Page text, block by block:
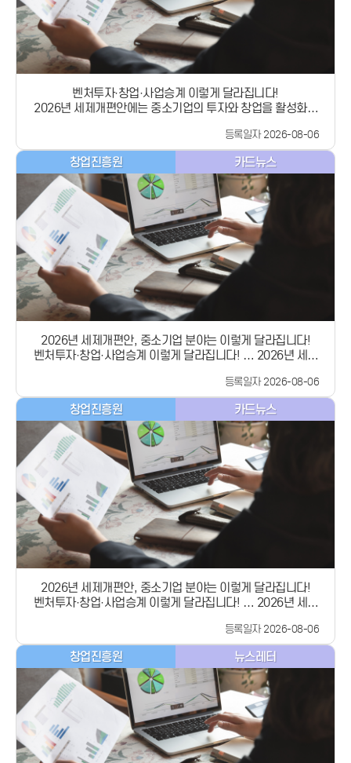
벤처투자·창업·사업승계 이렇게 달라집니다!
2026년 세제개편안에는 중소기업의 투자와 창업을 활성화하
니다.​✅ 벤처투자 세제지원 확대✅ 창업 중소기업 세액감면 및
우대 대상 확대✅ 제3자 사업승계 과세특례 신설​중소기업 분야
의 주요 변화를 핵심 수치와 함께 살펴보겠습니다.1. 벤처투자,
세제지원이 더 커집니다① 벤처투자 세제지원* 적용 시 투자 대
상 벤처기업의 업력 요건 완화​설립 후 7년 이내 → ​10년 이내 확
대​*(내국법인) 벤처회사에 출자·투자시 세액공제,(벤처투자회
사등) 벤처 주식 양도차익 비과세​창업 초기뿐 아니라 성장 단계
의 기업까지투자 대상에 포함해 벤처기업의 스케일업을 뒷받침
합니다.​② 법인 투자 세액공제 확대인구감소지역 및 비수도권
인구감소관심지역의벤처·창업기업에 직접 투자할 경우 세액공
제율이 높아집니다.​투자금액의 5% → 7%​지역 벤처기업에 대
한 직접 투자를 유도해 지역 투자 활성화를 뒷받침합니다.​③ 주
식 양도차익 비과세 상시 적용거주자와 벤처투자회사 등이 요건
에 따라 취득한벤처기업 등의 주식·출자지분에 대한양도차익
비과세 특례가 상시화됩니다.​기존 2028년 말까지 → 기한 없이
상시 적용​&#39;27.1.1. 이후 주식을 취득하거나 출자하는 분
부터 적용2. 창업기업, 세금 부담을 더 낮춥니다① 창업 중소기
업 세액감면 확대비수도권을 보다 세분화하고 지역별 감면율을
높여지방 창업기업에 대한 세제지원이 강화됩니다.​✅비수도권
세분화 및 감면율 상향(최대100%)​② 우대 대상 확대기존 우대
대상에성장성과 혁신성을 갖춘 기업 유형이 추가됩니다.​기존
우대 대상새롭게 추가되는 우대 대상벤처기업에너지 신기술기
업생계형 창업기업청년창업기업✅ 점프업기업✅ 청년신산업기
업감면율 확대 / &#39;27.1.1. 이후 창업·지정·확인·선정되는
분부터 적용​추계과세 적용 배제 / &#39;27.1.1. 이후 개시하
는 과세연도부터 적용3. 사업승계, 가족이 아니어도 길이 열립
니다① 제3자 사업승계 과세특례 신설가족이나 상속인이 아닌
제3자가 기업을 이어받는 경우에도세제지원을 받을 수 있도록
새로운 과세특례가 신설됩니다.​✅ 매도자주식·출자지분 또는
업장에서 발생한 소득에 대해5년간 소득세·법인세 10% 감면​②
사업승계 대상 요건✅ 매도자기업을 20년 이상 경영한 60세 이
상 최대주주 등​✅ 매수자동일 업종(대통령령으로 예외 인정 가
능)10년 이상 경영자·법인, 5년 이상 근무한 임직원 등​&lt;적용
시기&gt;양도소득세 감면 / &#39;28.1.1. 이후 양도하는 분부
터 적용소득세·법인세 감면 / &#39;28.1.1. 이후 개시하는 과
세연도부터 적용​#2026세제개편안 #벤처투자 #창업 #사업승
계 #중소기업#중소벤처기업부 #중기부
등록일자 2026-08-06
창업진흥원 카드뉴스
2026년 세제개편안, 중소기업 분야는 이렇게 달라집니다!
벤처투자·창업·사업승계 이렇게 달라집니다! … 2026년 세제
등록일자 2026-08-06
창업진흥원 카드뉴스
2026년 세제개편안, 중소기업 분야는 이렇게 달라집니다!
벤처투자·창업·사업승계 이렇게 달라집니다! … 2026년 세제
등록일자 2026-08-06
창업진흥원 뉴스레터